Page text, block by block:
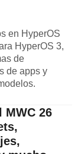
en HyperOS
HyperOS 3,
de
de apps y
MWC 26